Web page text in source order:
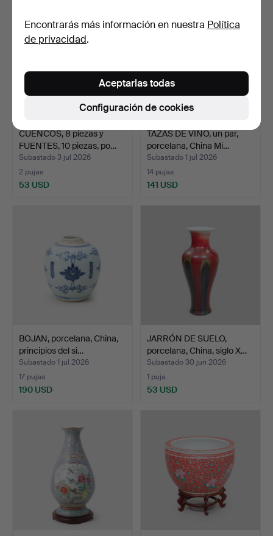
CUENCOS, 8 piezas y
FUENTES, 10 piezas, po…
Subastado 3 jul 2026
2 pujas
53 USD
TAZAS DE VINO, un par,
porcelana, China Mi…
Subastado 1 jul 2026
14 pujas
141 USD
BOJAN, porcelana, China,
principios del si…
Subastado 1 jul 2026
17 pujas
190 USD
JARRÓN DE SUELO,
porcelana, China, siglo X…
Subastado 30 jun 2026
1 puja
53 USD
Encontrarás más información en nuestra Política
de privacidad.
Configuración de cookies
Aceptarlas todas